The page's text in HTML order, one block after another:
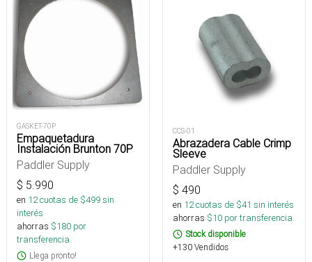
GASKET-70P
Empaquetadura
Instalación Brunton 70P
Paddler Supply
$ 5.990
en 12cuotas de $499sin
interés
ahorras $180 por
transferencia.
Llega pronto!
CCS-01
Abrazadera Cable Crimp
Sleeve
Paddler Supply
$ 490
en 12cuotas de $41 sin interés
ahorras $10 por transferencia.
Stock disponible
+130 Vendidos